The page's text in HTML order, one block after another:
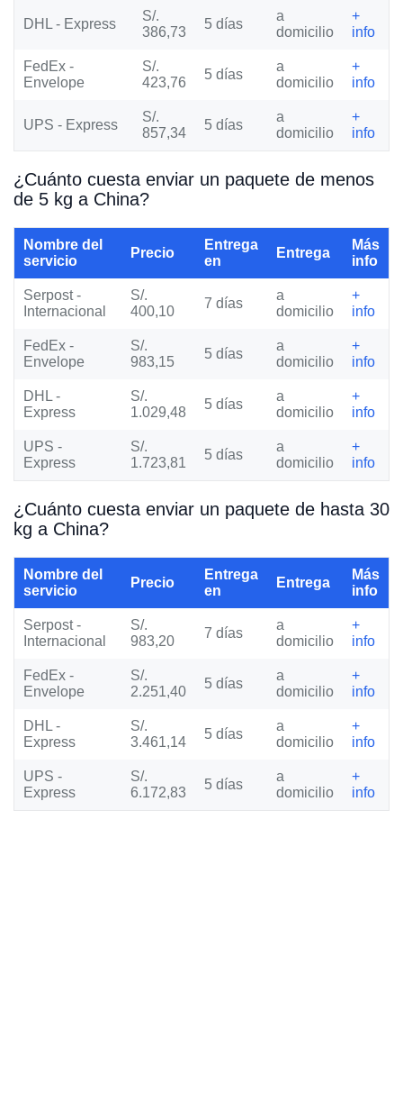
DHL - Express
S/.
386,73
5 días
a
domicilio
+
info
FedEx -
Envelope
S/.
423,76
5 días
a
domicilio
+
info
UPS - Express
S/.
857,34
5 días
a
domicilio
+
info
¿Cuánto cuesta enviar un paquete de menos
de 5 kg a China?
Nombre del
servicio
Precio
Entrega
en
Entrega
Más
info
Serpost -
Internacional
S/.
400,10
7 días
a
domicilio
+
info
FedEx -
Envelope
S/.
983,15
5 días
a
domicilio
+
info
DHL -
Express
S/.
1.029,48
5 días
a
domicilio
+
info
UPS -
Express
S/.
1.723,81
5 días
a
domicilio
+
info
¿Cuánto cuesta enviar un paquete de hasta 30
kg a China?
Nombre del
servicio
Precio
Entrega
en
Entrega
Más
info
Serpost -
Internacional
S/.
983,20
7 días
a
domicilio
+
info
FedEx -
Envelope
S/.
2.251,40
5 días
a
domicilio
+
info
DHL -
Express
S/.
3.461,14
5 días
a
domicilio
+
info
UPS -
Express
S/.
6.172,83
5 días
a
domicilio
+
info